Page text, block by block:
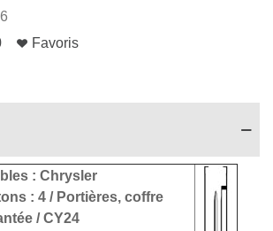
Favoris
: Chrysler
: 4 / Portières, coffre
/ CY24